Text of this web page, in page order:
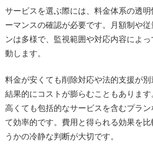
サービスを選ぶ際には、料金体系の透
ーマンスの確認が必要です。月額制や
ンは多様で、監視範囲や対応内容によ
動します。
料金が安くても削除対応や法的支援が別
結果的にコストが膨らむこともありま
高くても包括的なサービスを含むプラ
て効率的です。費用と得られる効果を
うかの冷静な判断が大切です。